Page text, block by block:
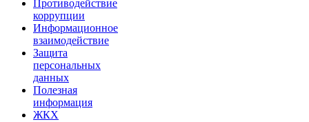
Противодействие
коррупции
Информационное
взаимодействие
Защита
персональных
данных
Полезная
информация
ЖКХ